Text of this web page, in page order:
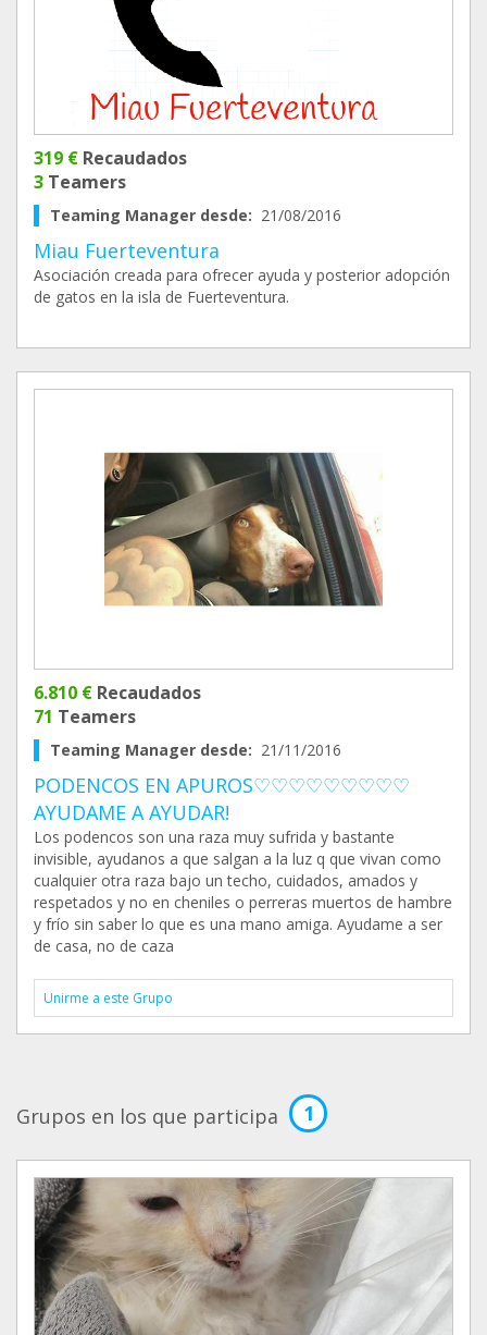
319 € Recaudados
3 Teamers
Teaming Manager desde: 21/08/2016
Miau Fuerteventura
Asociación creada para ofrecer ayuda y posterior adopción
de gatos en la isla de Fuerteventura.
6.810 € Recaudados
71 Teamers
Teaming Manager desde: 21/11/2016
PODENCOS EN APUROS♡♡♡♡♡♡♡♡♡
AYUDAME A AYUDAR!
Los podencos son una raza muy sufrida y bastante
invisible, ayudanos a que salgan a la luz q que vivan como
cualquier otra raza bajo un techo, cuidados, amados y
respetados y no en cheniles o perreras muertos de hambre
y frío sin saber lo que es una mano amiga. Ayudame a ser
de casa, no de caza
Unirme a este Grupo
Grupos en los que participa 1